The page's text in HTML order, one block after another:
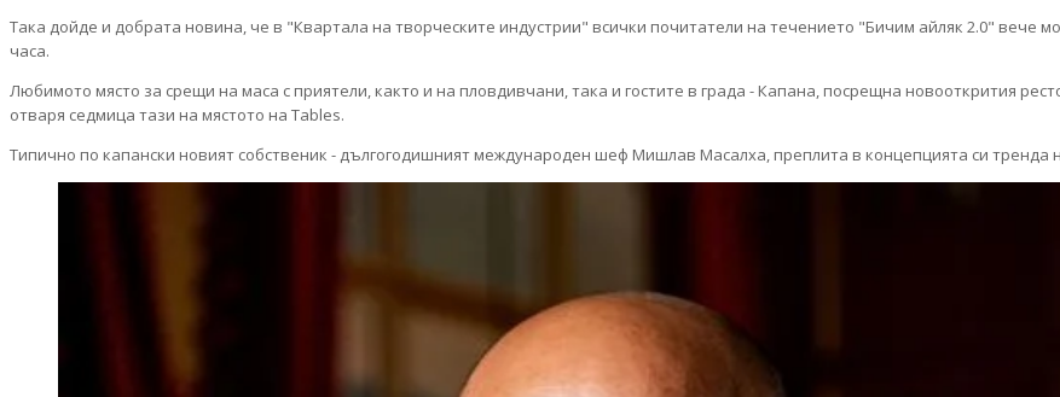
Така дойде и добрата новина, че в "Квартала на творческите индустрии" всички почитатели на течението "Бичим айляк 2.0" вече
часа.
Любимото място за срещи на маса с приятели, както и на пловдивчани, така и гостите в града - Капана, посрещна новооткрития
отваря седмица тази на мястото на Tables.
Типично по капански новият собственик - дългогодишният международен шеф Мишлав Масалха, преплита в концепцията си тренда